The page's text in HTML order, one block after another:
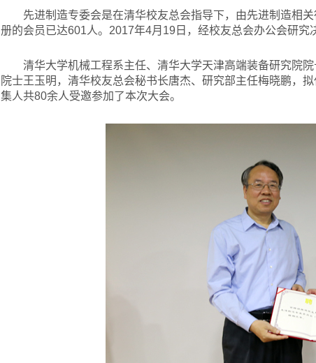
先进制造专委会是在清华校友总会指导下，由先进制造相
册的会员已达601人。2017年4月19日，经校友总会办公会研究
清华大学机械工程系主任、清华大学天津高端装备研究院
院士王玉明，清华校友总会秘书长唐杰、研究部主任梅晓鹏，
集人共80余人受邀参加了本次大会。